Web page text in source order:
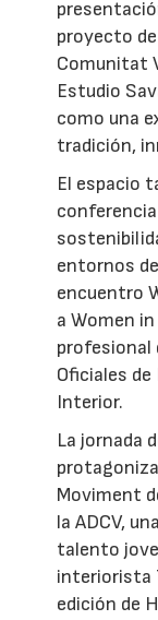
proyecto
Comunitat
Estudio
como una
tradición,
El espacio
entornos
encuentro
a Women
profesional
Oficiales
Interior.
La jornada
Moviment
la ADCV,
talento
interiorista
edición de